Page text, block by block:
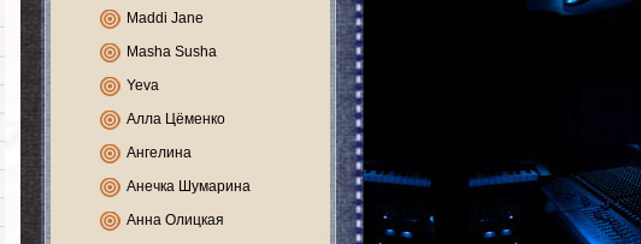
Maddi Jane
Masha Susha
Yeva
Алла Цёменко
Ангелина
Анечка Шумарина
Анна Олицкая